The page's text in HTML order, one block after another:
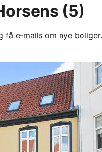
(5)
få e-mails om nye boliger.